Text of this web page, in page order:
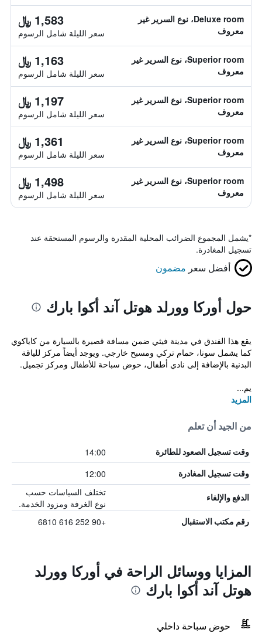
Deluxe room، نوع السرير غير
معروف
1,583 ﷼
سعر الليلة شامل الرسوم
Superior room، نوع السرير غير
معروف
1,163 ﷼
سعر الليلة شامل الرسوم
Superior room، نوع السرير غير
معروف
1,197 ﷼
سعر الليلة شامل الرسوم
Superior room، نوع السرير غير
معروف
1,361 ﷼
سعر الليلة شامل الرسوم
Superior room، نوع السرير غير
معروف
1,498 ﷼
سعر الليلة شامل الرسوم
*يشمل المجموع الضرائب المحلية المقدرة والرسوم المستحقة عند
تسجيل المغادرة.
أفضل سعر مضمون
حول أوركا وورلد هوتل آند أكوا بارك
يقع هذا الفندق في مدينة فيثي ضمن مسافة قصيرة بالسيارة من كاياكوي
كما يشمل سونا، حمام تركي ومسبح خارجي. ويوجد أيضاً مركز للياقة
البدنية بالإضافة إلى نادي أطفال، حوض سباحة للأطفال ومركز تجميل.
يم...
المزيد
من الجيد أن تعلم
وقت تسجيل الصعود للطائرة 14:00
وقت تسجيل المغادرة 12:00
الدفع والإلغاء
تختلف السياسات حسب
نوع الغرفة ومزود الخدمة.
رقم مكتب الاستقبال +90 252 616 6810
المزايا ووسائل الراحة في أوركا وورلد
هوتل آند أكوا بارك
حوض سباحة داخلي